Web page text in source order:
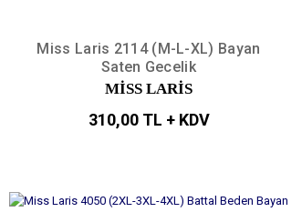
Miss Laris 2114 (M-L-XL) Bayan
Saten Gecelik
MİSS LARİS
310,00 TL + KDV